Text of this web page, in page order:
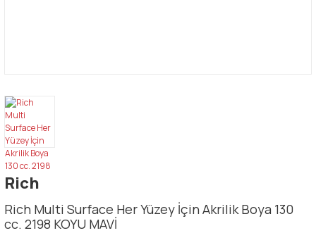
Rich
Rich Multi Surface Her Yüzey İçin Akrilik Boya 130
cc. 2198 KOYU MAVİ